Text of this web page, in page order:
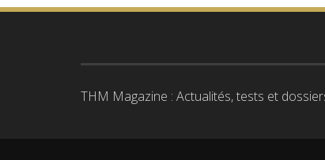
THM Magazine : Actualités, tests et